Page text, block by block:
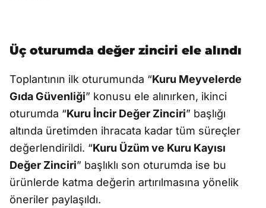
Üç oturumda değer zinciri ele alındı
Toplantının ilk oturumunda “Kuru Meyvelerde
Gıda Güvenliği” konusu ele alınırken, ikinci
oturumda “Kuru İncir Değer Zinciri” başlığı
altında üretimden ihracata kadar tüm süreçler
değerlendirildi. “Kuru Üzüm ve Kuru Kayısı
Değer Zinciri” başlıklı son oturumda ise bu
ürünlerde katma değerin artırılmasına yönelik
öneriler paylaşıldı.